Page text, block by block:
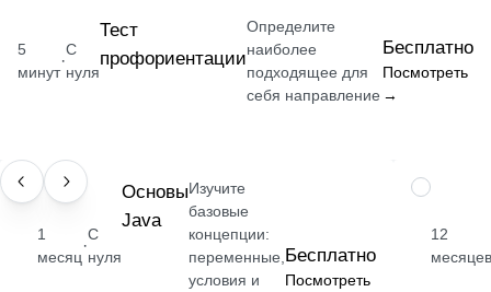
5
минут
·
С
нуля
Тест
профориентации
Определите
наиболее
подходящее для
себя направление
Бесплатно
Посмотреть
→
НАВЫК
1
месяц
·
С
нуля
Основы
Java
Изучите
базовые
концепции:
переменные,
условия и
Бесплатно
Посмотреть
12
месяцев